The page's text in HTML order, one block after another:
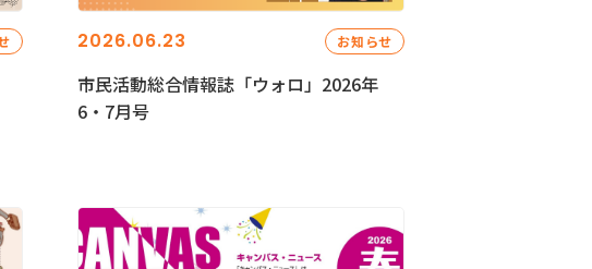
2026.06.23 お知らせ
市民活動総合情報誌「ウォロ」2026年
6・7月号